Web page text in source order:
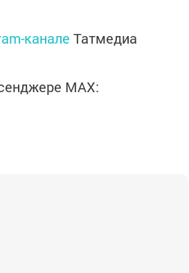
канале Татмедиа
MАХ: